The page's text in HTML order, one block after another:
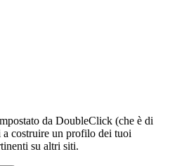
da DoubleClick (che è di
costruire un profilo dei tuoi
su altri siti.